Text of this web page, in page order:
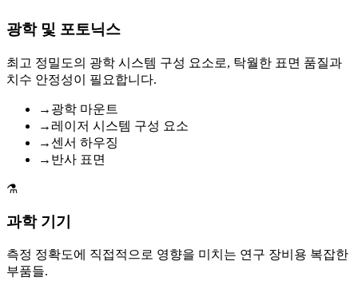
광학 및 포토닉스
최고 정밀도의 광학 시스템 구성 요소로, 탁월한 표면 품질과
치수 안정성이 필요합니다.
→ 광학 마운트
→ 레이저 시스템 구성 요소
→센서 하우징
→ 반사 표면
⚗️
과학 기기
측정 정확도에 직접적으로 영향을 미치는 연구 장비용 복잡한
부품들.